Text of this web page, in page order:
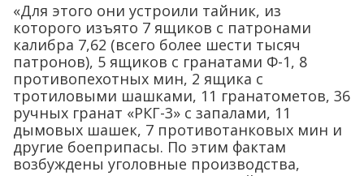
«Для этого они устроили тайник, из
которого изъято 7 ящиков с патронами
калибра 7,62 (всего более шести тысяч
патронов), 5 ящиков с гранатами Ф-1, 8
противопехотных мин, 2 ящика с
тротиловыми шашками, 11 гранатометов, 36
ручных гранат «РКГ-3» с запалами, 11
дымовых шашек, 7 противотанковых мин и
другие боеприпасы. По этим фактам
возбуждены уголовные производства,